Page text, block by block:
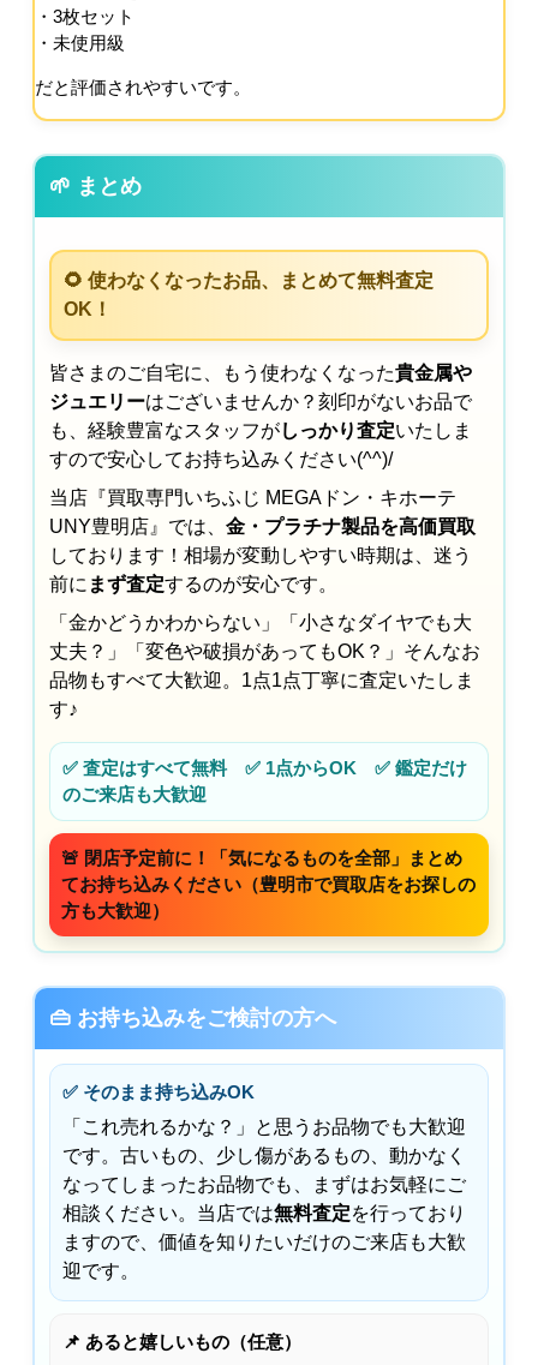
・3枚セット
・未使用級
だと評価されやすいです。
🌱 まとめ
🌻 使わなくなったお品、まとめて無料査定
OK！
皆さまのご自宅に、もう使わなくなった貴金属や
ジュエリーはございませんか？刻印がないお品で
も、経験豊富なスタッフがしっかり査定いたしま
すので安心してお持ち込みください(^^)/
当店『買取専門いちふじ MEGAドン・キホーテ
UNY豊明店』では、 金・プラチナ製品を高価買取
しております！相場が変動しやすい時期は、迷う
前に まず査定するのが安心です。
「金かどうかわからない」「小さなダイヤでも大
丈夫？」「変色や破損があってもOK？」そんなお
品物もすべて大歓迎。1点1点丁寧に査定いたしま
す♪
✅ 査定はすべて無料 ✅ 1点からOK ✅ 鑑定だけ
のご来店も大歓迎
🚨 閉店予定前に！「気になるものを全部」まとめ
てお持ち込みください（豊明市で買取店をお探しの
方も大歓迎）
👜 お持ち込みをご検討の方へ
✅ そのまま持ち込みOK
「これ売れるかな？」と思うお品物でも大歓迎
です。古いもの、少し傷があるもの、動かなく
なってしまったお品物でも、まずはお気軽にご
相談ください。当店では無料査定を行っており
ますので、価値を知りたいだけのご来店も大歓
迎です。
📌 あると嬉しいもの（任意）